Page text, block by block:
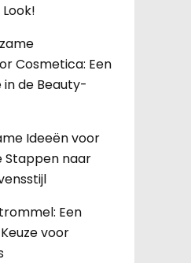
Cosmetica: Een
in de Beauty-
Ideeën voor
Stappen naar
Een
voor